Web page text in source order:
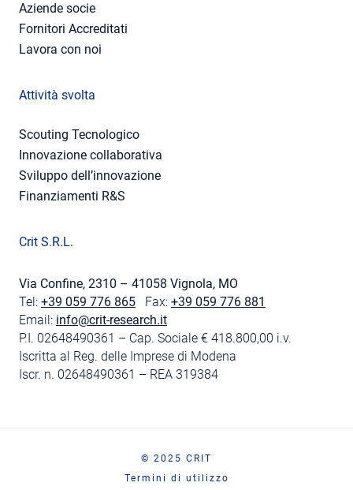
Aziende socie
Fornitori Accreditati
Lavora con noi
Attività svolta
Scouting Tecnologico
Innovazione collaborativa
Sviluppo dell’innovazione
Finanziamenti R&S
Crit S.R.L.
Via Confine, 2310 – 41058 Vignola, MO
Tel: +39 059 776 865 Fax: +39 059 776 881
Email: info@crit-research.it
P.I. 02648490361 – Cap. Sociale € 418.800,00 i.v.
Iscritta al Reg. delle Imprese di Modena
Iscr. n. 02648490361 – REA 319384
© 2025 CRIT
Termini di utilizzo